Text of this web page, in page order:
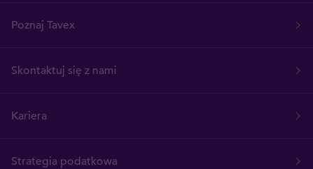
Poznaj Tavex
Skontaktuj się z nami
Kariera
Strategia podatkowa